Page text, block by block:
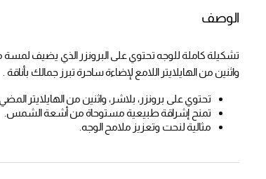
الوصف
تشكيلة كاملة للوجه تحتوي على البرونزر الذي يضيف
واثنين من الهايلايتر اللامع لإضاءة ساحرة تبرز جمالك بأناقة .
تحتوي على برونزر، بلاشر، واثنين من الهايلايتر
تمنح إشراقة طبيعية مستوحاة من أشعة الشمس.
مثالية لنحت وتعزيز ملامح الوجه.